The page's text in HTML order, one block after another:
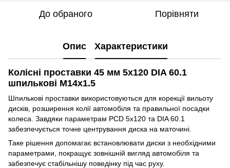
До обраного Порівняти
Опис Характеристики
Колісні проставки 45 мм 5x120 DIA 60.1
шпилькові M14x1.5
Шпилькові проставки використовуються для корекції вильоту
дисків, розширення колії автомобіля та правильної посадки
колеса. Завдяки параметрам PCD 5x120 та DIA 60.1
забезпечується точне центрування диска на маточині.
Таке рішення допомагає встановлювати диски з необхідними
параметрами, покращує зовнішній вигляд автомобіля та
забезпечує стабільнішу поведінку під час руху.